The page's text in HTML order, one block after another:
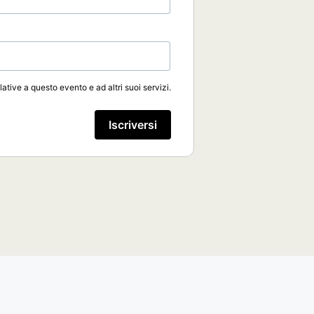
a questo evento e ad altri suoi servizi.
Iscriversi